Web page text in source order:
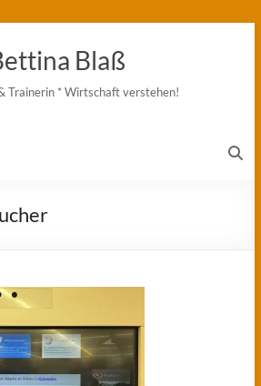
Blaß
Trainerin * Wirtschaft verstehen!